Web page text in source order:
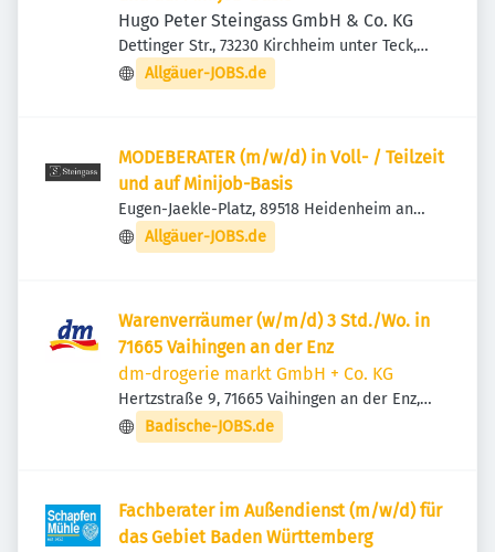
Hugo Peter Steingass GmbH & Co. KG
Dettinger Str., 73230 Kirchheim unter Teck,
Deutschland
Allgäuer-JOBS.de
MODEBERATER (m/w/d) in Voll- / Teilzeit
und auf Minijob-Basis
Eugen-Jaekle-Platz, 89518 Heidenheim an
der Brenz, Deutschland
Allgäuer-JOBS.de
Warenverräumer (w/m/d) 3 Std./Wo. in
71665 Vaihingen an der Enz
dm-drogerie markt GmbH + Co. KG
Hertzstraße 9, 71665 Vaihingen an der Enz,
Deutschland
Badische-JOBS.de
Fachberater im Außendienst (m/w/d) für
das Gebiet Baden Württemberg